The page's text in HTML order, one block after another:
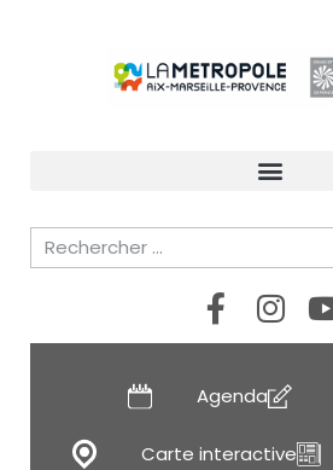
Agenda
Carte interactive